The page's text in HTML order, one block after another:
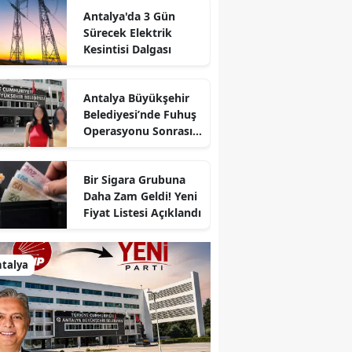
Antalya'da 3 Gün
Sürecek Elektrik
Kesintisi Dalgası
Antalya Büyükşehir
Belediyesi’nde Fuhuş
Operasyonu Sonrası
Bir Sigara Grubuna
Daha Zam Geldi! Yeni
Fiyat Listesi Açıklandı